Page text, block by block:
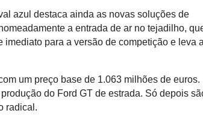
azul destaca ainda as novas soluções de
a entrada de ar no tejadilho,
imediato para a versão de competição e leva
um preço base de 1.063 milhões de
do Ford GT de estrada. Só depois
radical.